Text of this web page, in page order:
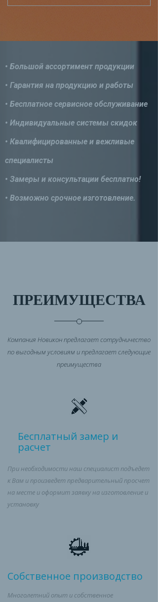
• Большой ассортимент продукции
• Гарантия на продукцию и работы
• Бесплатное сервисное обслуживание
• Индивидуальные системы скидок
• Квалифицированные и вежливые
специалисты
• Замеры и консультации бесплатно!
• Возможно срочное изготовление.
ПРЕИМУЩЕСТВА
Компания Новикон предлагает сотрудничество
по выгодным условиям и предлагает следующие
преимущества
Бесплатный замер и
расчет
При необходимости наш специалист подъедет
к Вам и произведет предварительный просчет
на месте и оформит заявку на изготовление и
установку
Собственное производство
Многолетний опыт и собственное